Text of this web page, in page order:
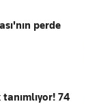
perde
74